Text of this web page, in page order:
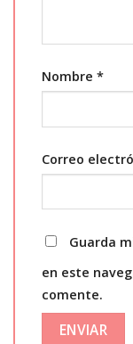
Nombre *
Correo
Guarda
en este
comente.